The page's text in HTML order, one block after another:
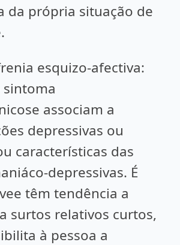
da própria situação de
esquizo-afectiva:
associam a
depressivas ou
características das
depressivas. É
têm tendência a
surtos relativos curtos,
à pessoa a